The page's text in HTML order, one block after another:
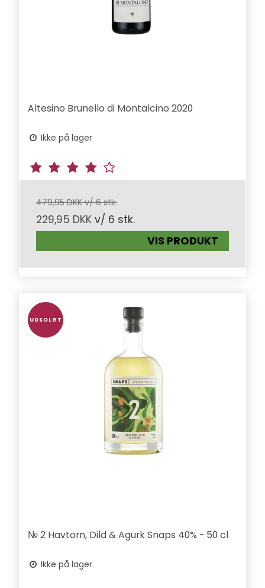
Altesino Brunello di Montalcino 2020
Ikke på lager
479,95 DKK v/ 6 stk.
229,95 DKK v/ 6 stk.
VIS PRODUKT
UDSOLGT
№ 2 Havtorn, Dild & Agurk Snaps 40% - 50 cl
Ikke på lager